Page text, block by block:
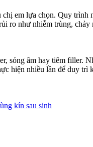
em lựa chọn. Quy
ro như nhiễm trùng, chảy
sóng âm hay tiêm
hiện nhiều lần để duy trì
kín sau sinh